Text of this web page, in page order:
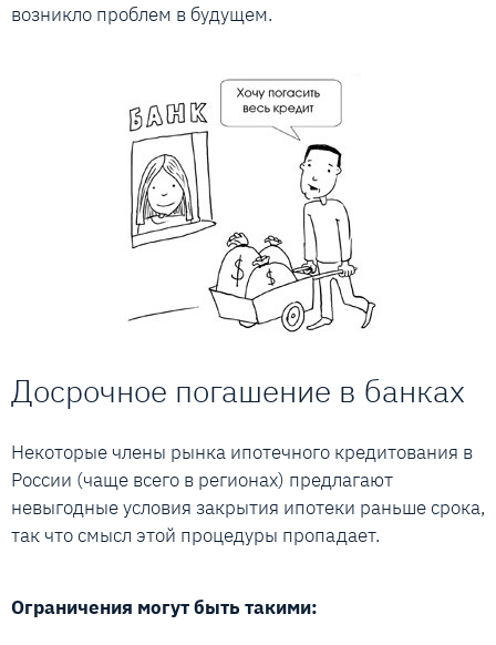
возникло проблем в будущем.
Досрочное погашение в банках
Некоторые члены рынка ипотечного кредитования в
России (чаще всего в регионах) предлагают
невыгодные условия закрытия ипотеки раньше срока,
так что смысл этой процедуры пропадает.
Ограничения могут быть такими: